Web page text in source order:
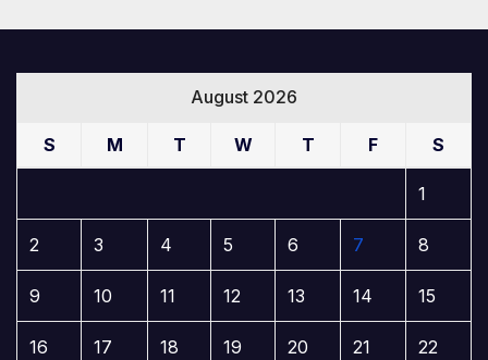
August 2026
S M T W T F S
1
2 3 4 5 6 7 8
9 10 11 12 13 14 15
16 17 18 19 20 21 22